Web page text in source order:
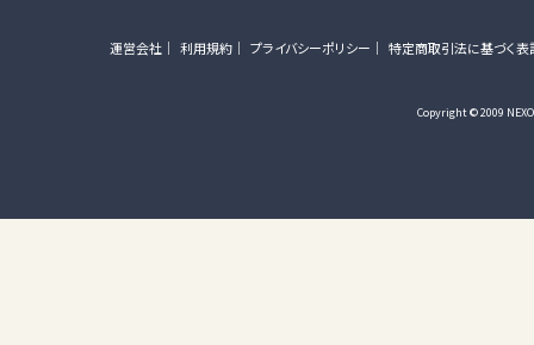
運営会社 利用規約 プライバシーポリシー 特定商取引法に基づく表
Copyright © 2009